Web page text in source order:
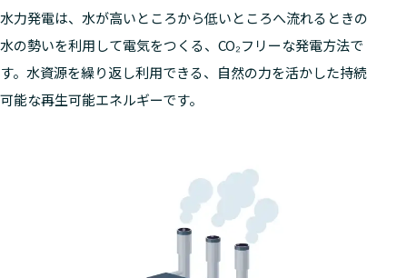
水力発電は、水が高いところから低いところへ流れるときの
水の勢いを利用して電気をつくる、CO₂フリーな発電方法で
す。水資源を繰り返し利用できる、自然の力を活かした持続
可能な再生可能エネルギーです。